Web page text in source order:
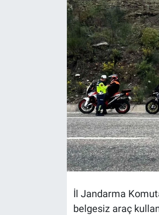
İl Jandarma
belgesiz araç
TEKNOLOJİ
Bilim, Teknoloji
HABERDE İNSAN